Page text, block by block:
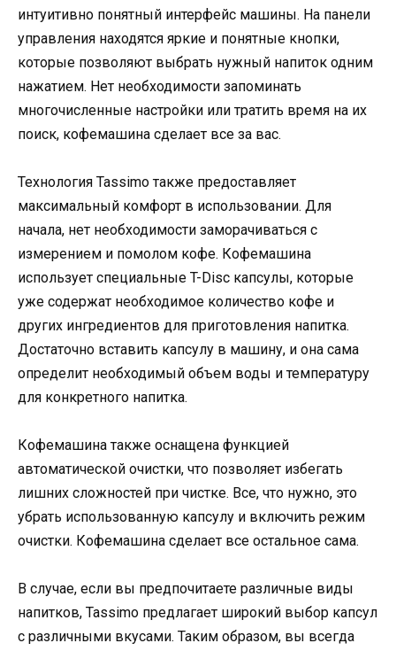
интуитивно понятный интерфейс машины. На панели
управления находятся яркие и понятные кнопки,
которые позволяют выбрать нужный напиток одним
нажатием. Нет необходимости запоминать
многочисленные настройки или тратить время на их
поиск, кофемашина сделает все за вас.
Технология Tassimo также предоставляет
максимальный комфорт в использовании. Для
начала, нет необходимости заморачиваться с
измерением и помолом кофе. Кофемашина
использует специальные T-Disc капсулы, которые
уже содержат необходимое количество кофе и
других ингредиентов для приготовления напитка.
Достаточно вставить капсулу в машину, и она сама
определит необходимый объем воды и температуру
для конкретного напитка.
Кофемашина также оснащена функцией
автоматической очистки, что позволяет избегать
лишних сложностей при чистке. Все, что нужно, это
убрать использованную капсулу и включить режим
очистки. Кофемашина сделает все остальное сама.
В случае, если вы предпочитаете различные виды
напитков, Tassimo предлагает широкий выбор капсул
с различными вкусами. Таким образом, вы всегда